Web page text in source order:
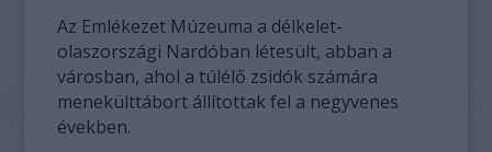
Az Emlékezet Múzeuma a délkelet-
olaszországi Nardóban létesült, abban a
városban, ahol a túlélő zsidók számára
menekülttábort állítottak fel a negyvenes
években.